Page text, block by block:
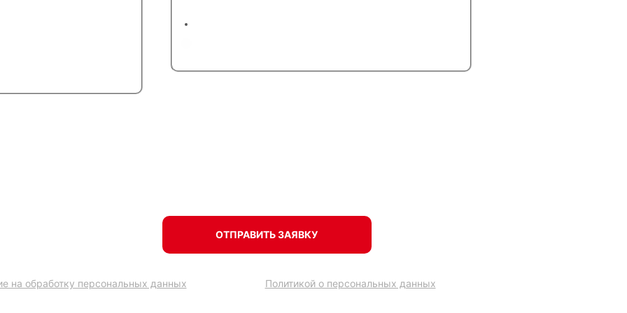
ОТПРАВИТЬ ЗАЯВКУ
на обработку персональных данных Политикой о персональных данных